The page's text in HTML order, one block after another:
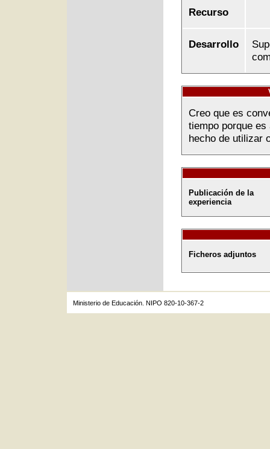
Recurso
Desarrollo
Creo que es
tiempo porque
hecho de utilizar
Publicación de la
experiencia
Ficheros adjuntos
Ministerio de Educación. NIPO 820-10-367-2